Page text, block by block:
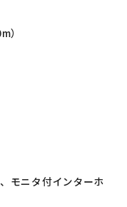
）
モニタ付インターホ